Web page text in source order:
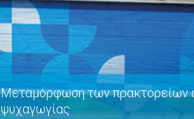
Μεταμόρφωση των πρακτορείων
ψυχαγωγίας